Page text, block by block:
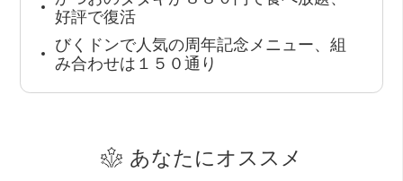
好評で復活
びくドンで人気の周年記念メニュー、組
み合わせは１５０通り
あなたにオススメ